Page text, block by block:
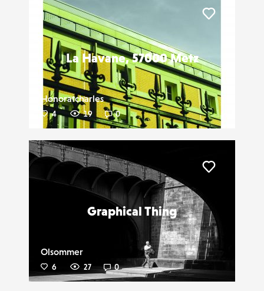
La Havane, 57000 Metz
Honoratcharles
4 19 0
Graphical Thing
Olsommer
6 27 0